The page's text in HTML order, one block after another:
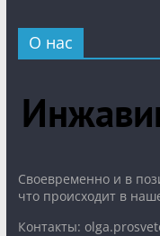
О нас
Cвоевременно и в
что происходит в
Контакты: